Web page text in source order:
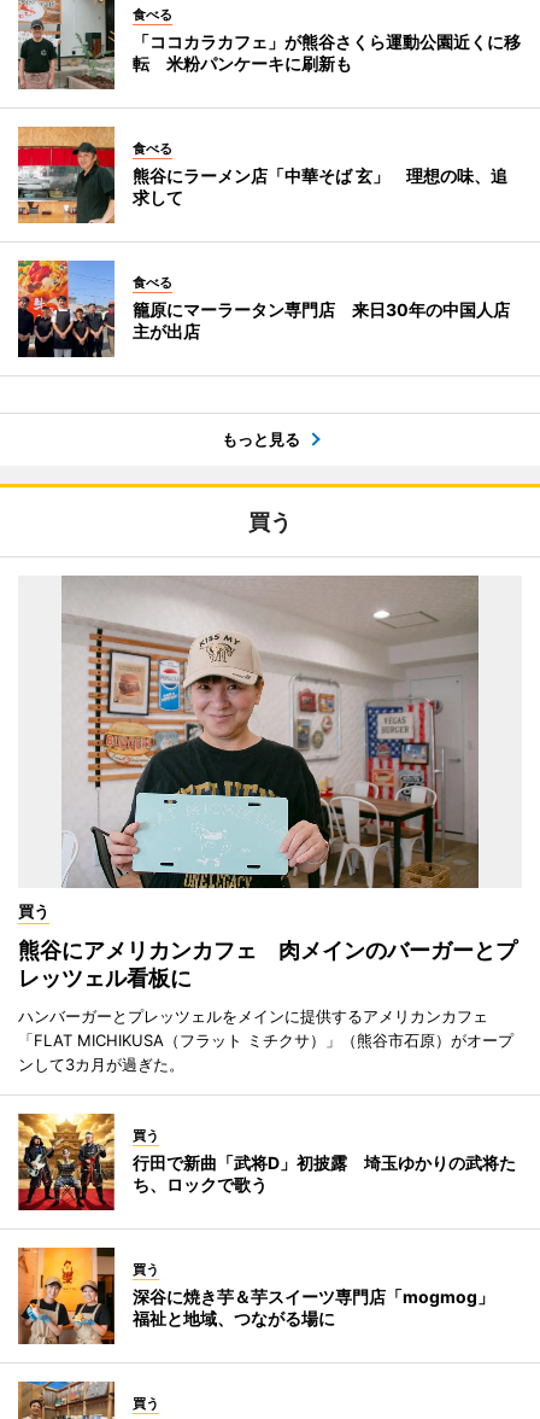
食べる
「ココカラカフェ」が熊谷さくら運動公園近くに移
転 米粉パンケーキに刷新も
食べる
熊谷にラーメン店「中華そば 玄」 理想の味、追
求して
食べる
籠原にマーラータン専門店 来日30年の中国人店
主が出店
もっと見る
買う
買う
熊谷にアメリカンカフェ 肉メインのバーガーとプ
レッツェル看板に
ハンバーガーとプレッツェルをメインに提供するアメリカンカフェ
「FLAT MICHIKUSA（フラット ミチクサ）」（熊谷市石原）がオープ
ンして3カ月が過ぎた。
買う
行田で新曲「武将D」初披露 埼玉ゆかりの武将た
ち、ロックで歌う
買う
深谷に焼き芋＆芋スイーツ専門店「mogmog」
福祉と地域、つながる場に
買う